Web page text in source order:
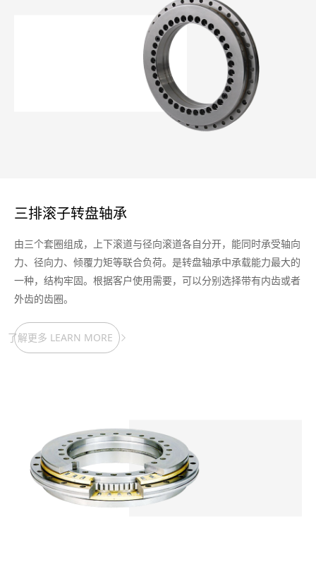
三排滚子转盘轴承
由三个套圈组成，上下滚道与径向滚道各自分开，能同时承受轴向
力、径向力、倾覆力矩等联合负荷。是转盘轴承中承载能力最大的
一种，结构牢固。根据客户使用需要，可以分别选择带有内齿或者
外齿的齿圈。
了解更多 LEARN MORE